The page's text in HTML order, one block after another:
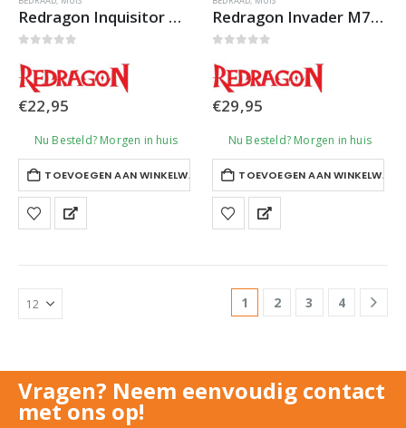
Redragon Inquisitor M608 Gaming Muis
€22,95
Nu Besteld? Morgen in huis
TOEVOEGEN AAN WINKELWAGEN
Redragon Invader M719 RGB Gaming Muis
€29,95
Nu Besteld? Morgen in huis
TOEVOEGEN AAN
1 2 3 4
Vragen? Neem eenvoudig contact
met ons op!